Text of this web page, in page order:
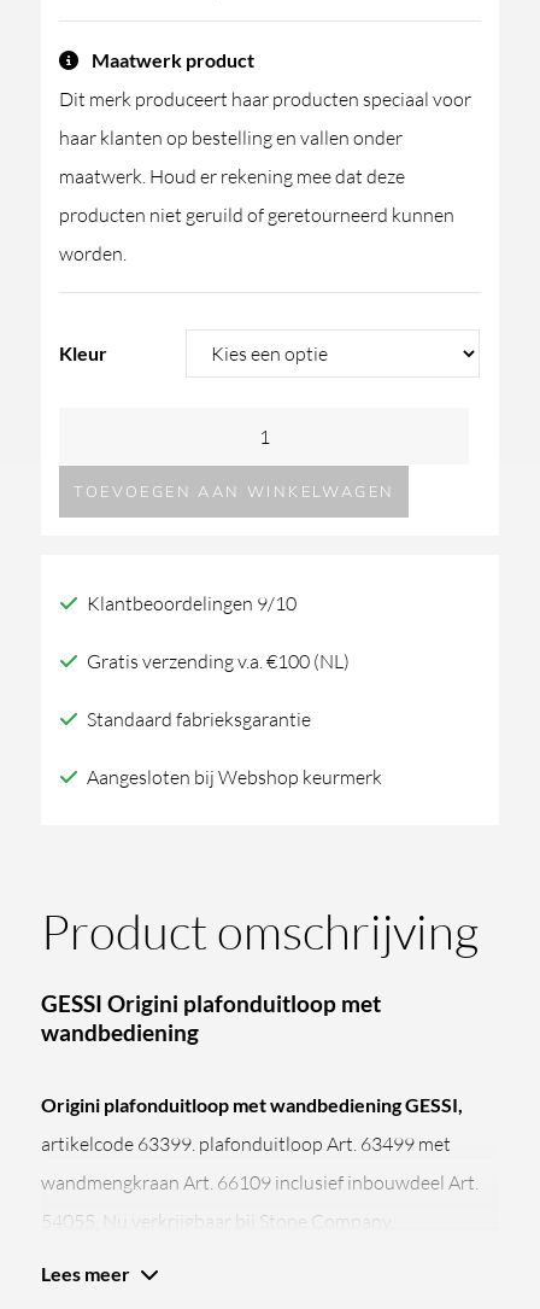
Maatwerk product
Dit merk produceert haar producten speciaal voor
haar klanten op bestelling en vallen onder
maatwerk. Houd er rekening mee dat deze
producten niet geruild of geretourneerd kunnen
worden.
Kleur
Origini
plafonduitloop
TOEVOEGEN AAN WINKELWAGEN
Klantbeoordelingen 9/10
Gratis verzending v.a. €100 (NL)
Standaard fabrieksgarantie
Aangesloten bij Webshop keurmerk
Product omschrijving
GESSI Origini plafonduitloop met
wandbediening
Origini plafonduitloop met wandbediening GESSI,
artikelcode 63399. plafonduitloop Art. 63499 met
wandmengkraan Art. 66109 inclusief inbouwdeel Art.
54055. Nu verkrijgbaar bij Stone Company.
Lees meer